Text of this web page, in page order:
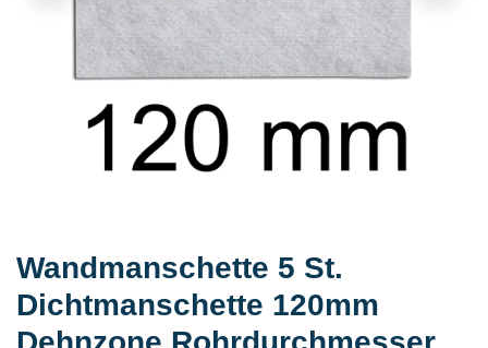
Wandmanschette 5 St.
Dichtmanschette 120mm